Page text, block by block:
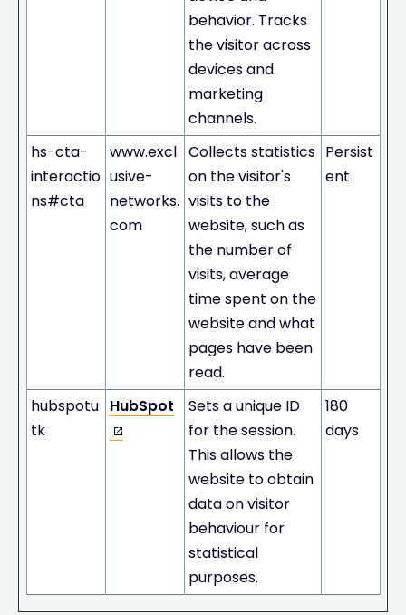
behavior. Tracks
the visitor across
devices and
marketing
channels.
hs-cta-
interactio
ns#cta
www.excl
usive-
networks.
com
Collects statistics
on the visitor's
visits to the
website, such as
the number of
visits, average
time spent on the
website and what
pages have been
read.
Persist
ent
hubspotu
tk
HubSpot
Sets a unique ID
for the session.
This allows the
website to obtain
data on visitor
behaviour for
statistical
purposes.
180
days